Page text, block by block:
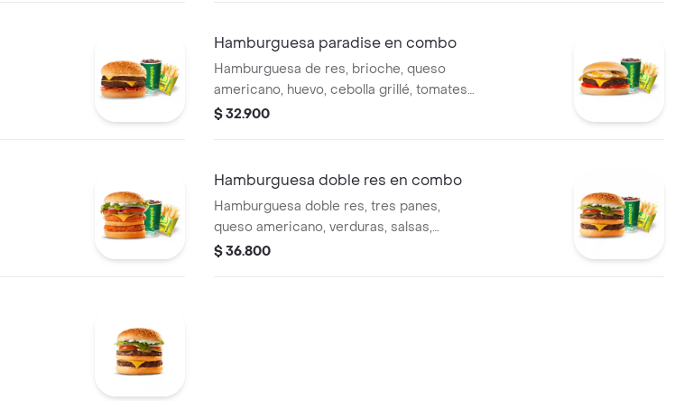
Hamburguesa paradise en combo
Hamburguesa de res, brioche, queso
americano, huevo, cebolla grillé, tomates
rostizados, gaseosa y acompañamiento a
$ 32.900
Hamburguesa doble res en combo
Hamburguesa doble res, tres panes,
queso americano, verduras, salsas,
gaseosa y acompañamiento a elección.
$ 36.800